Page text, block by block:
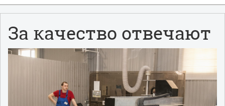
За качество отвечают